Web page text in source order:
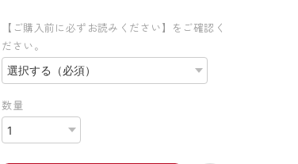
【ご購入前に必ずお読みください】をご確認く
ださい。
数量